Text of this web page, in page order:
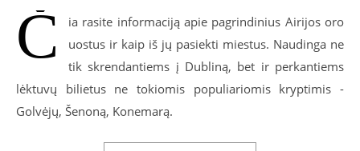
Č
ia rasite informaciją apie pagrindinius Airijos oro
uostus ir kaip iš jų pasiekti miestus. Naudinga ne
tik skrendantiems į Dubliną, bet ir perkantiems
lėktuvų bilietus ne tokiomis populiariomis kryptimis -
Golvėjų, Šenoną, Konemarą.